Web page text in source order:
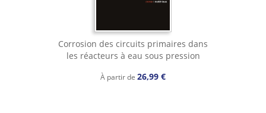
Corrosion des circuits primaires dans
les réacteurs à eau sous pression
À partir de 26,99 €